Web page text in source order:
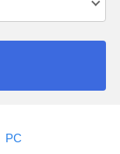
PC